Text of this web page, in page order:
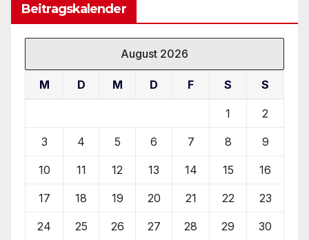
Beitragskalender
August 2026
M D M D F S S
1 2
3 4 5 6 7 8 9
10 11 12 13 14 15 16
17 18 19 20 21 22 23
24 25 26 27 28 29 30